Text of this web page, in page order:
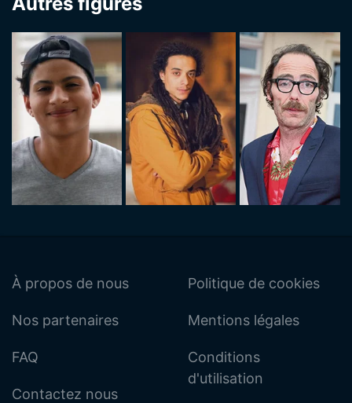
À propos de nous
Nos partenaires
FAQ
Contactez nous
Politique de cookies
Mentions légales
Conditions
d'utilisation